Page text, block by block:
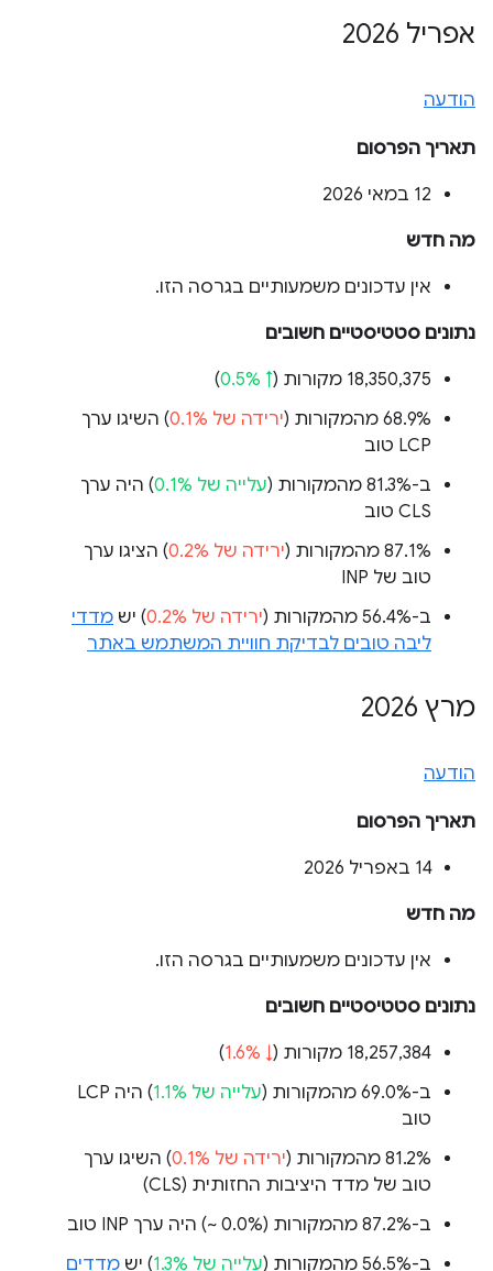
אפריל 2026
הודעה
תאריך הפרסום
‫12 במאי 2026
מה חדש
אין עדכונים משמעותיים בגרסה הזו.
נתונים סטטיסטיים חשובים
‫18,350,375 מקורות ( ↑ 0.5%
)
‫68.9% מהמקורות (
ירידה של 0.1%
) השיגו ערך
LCP טוב
ב-81.3% מהמקורות (
עלייה של 0.1%
) היה ערך
CLS טוב
‫87.1% מהמקורות (
ירידה של 0.2%
) הציגו ערך
טוב של INP
ב-56.4% מהמקורות (
ירידה של 0.2% ) יש מדדי
ליבה טובים לבדיקת חוויית המשתמש באתר
מרץ 2026
הודעה
תאריך הפרסום
‫14 באפריל 2026
מה חדש
אין עדכונים משמעותיים בגרסה הזו.
נתונים סטטיסטיים חשובים
‫18,257,384 מקורות ( ↓ 1.6%
)
ב-69.0% מהמקורות (
עלייה של 1.1%
) היה LCP
טוב
‫81.2% מהמקורות (
ירידה של 0.1%
) השיגו ערך
טוב של מדד היציבות החזותית (CLS)
ב-87.2% מהמקורות (
‎~ 0.0%‎) היה ערך INP טוב
ב-56.5% מהמקורות (
עלייה של 1.3% ) יש מדדים